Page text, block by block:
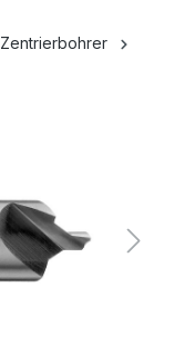
Zentrierbohrer